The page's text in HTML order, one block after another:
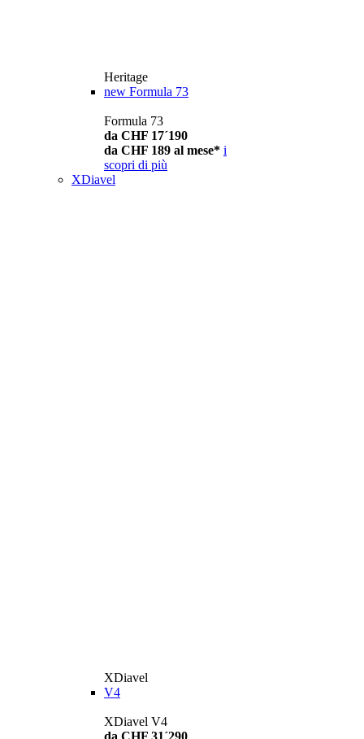
Heritage
new Formula 73
Formula 73
da CHF 17´190
da CHF 189 al mese* i
scopri di più
XDiavel
XDiavel
V4
XDiavel V4
da CHF 31´290